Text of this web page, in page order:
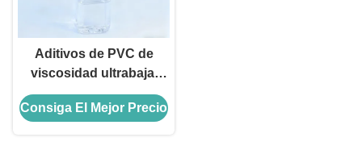
Aditivos de PVC de
viscosidad ultrabaja,
plastificante TXIB para
recubrimientos y tintas
Consiga El Mejor Precio